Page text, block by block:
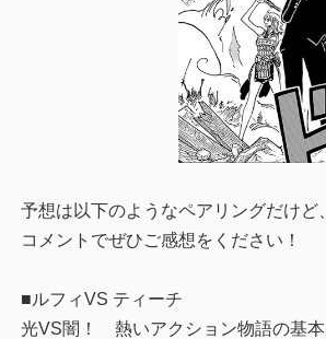
予想は以下のようなペアリングだけど
コメントでぜひご感想をください！
■ルフィVS ティーチ
光VS闇！ 熱いアクション物語の基本